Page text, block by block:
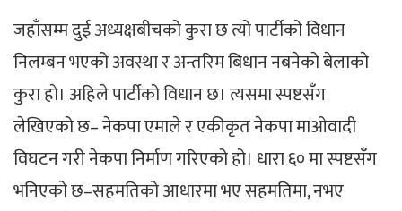
जहाँसम्म दुई अध्यक्षबीचको कुरा छ त्यो पार्टीको विधान
निलम्बन भएको अवस्था र अन्तरिम बिधान नबनेकाे बेलाकाे
कुरा हाे। अहिले पार्टीको विधान छ। त्यसमा स्पष्टसँग
लेखिएको छ– नेकपा एमाले र एकीकृत नेकपा माओवादी
विघटन गरी नेकपा निर्माण गरिएको हो। धारा ६० मा स्पष्टसँग
भनिएको छ–सहमतिको आधारमा भए सहमतिमा, नभए